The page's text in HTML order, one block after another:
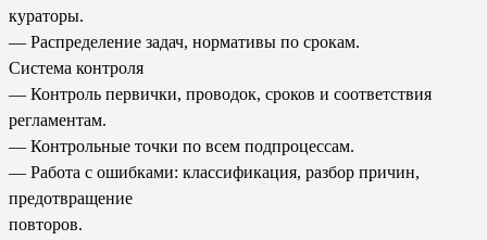
кураторы.
— Распределение задач, нормативы по срокам.
Система контроля
— Контроль первички, проводок, сроков и соответствия
регламентам.
— Контрольные точки по всем подпроцессам.
— Работа с ошибками: классификация, разбор причин,
предотвращение
повторов.